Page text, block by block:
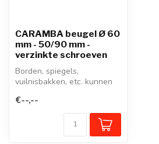
CARAMBA beugel Ø 60
mm - 50/90 mm -
verzinkte schroeven
Borden, spiegels,
vuilnisbakken, etc. kunnen
buisklemmen aan palen o...
€--,--